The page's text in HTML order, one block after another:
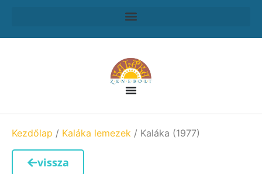
Kezdőlap / Kaláka lemezek / Kaláka (1977)
vissza